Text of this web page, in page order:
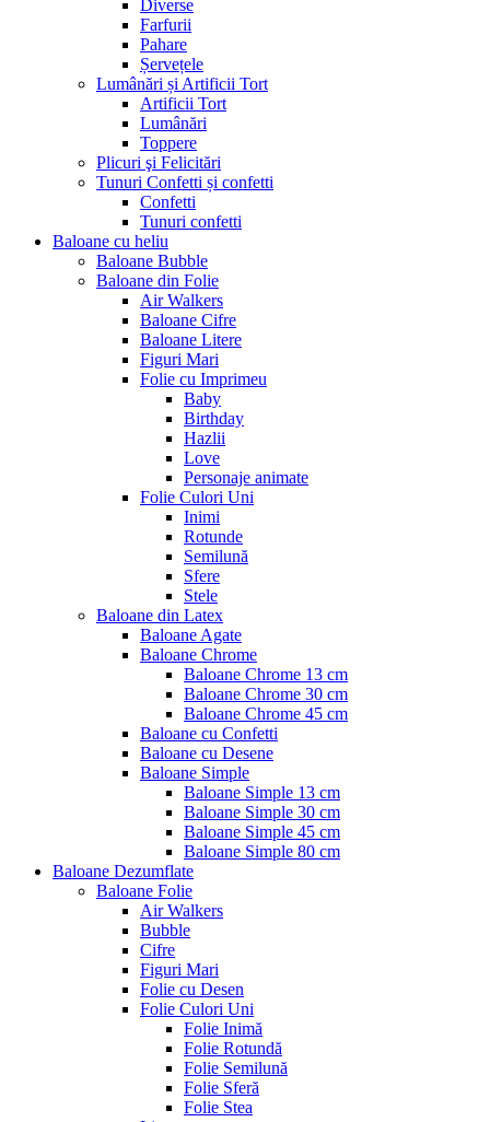
Diverse
Farfurii
Pahare
Șervețele
Lumânări și Artificii Tort
Artificii Tort
Lumânări
Toppere
Plicuri şi Felicitări
Tunuri Confetti și confetti
Confetti
Tunuri confetti
Baloane cu heliu
Baloane Bubble
Baloane din Folie
Air Walkers
Baloane Cifre
Baloane Litere
Figuri Mari
Folie cu Imprimeu
Baby
Birthday
Hazlii
Love
Personaje animate
Folie Culori Uni
Inimi
Rotunde
Semilună
Sfere
Stele
Baloane din Latex
Baloane Agate
Baloane Chrome
Baloane Chrome 13 cm
Baloane Chrome 30 cm
Baloane Chrome 45 cm
Baloane cu Confetti
Baloane cu Desene
Baloane Simple
Baloane Simple 13 cm
Baloane Simple 30 cm
Baloane Simple 45 cm
Baloane Simple 80 cm
Baloane Dezumflate
Baloane Folie
Air Walkers
Bubble
Cifre
Figuri Mari
Folie cu Desen
Folie Culori Uni
Folie Inimă
Folie Rotundă
Folie Semilună
Folie Sferă
Folie Stea